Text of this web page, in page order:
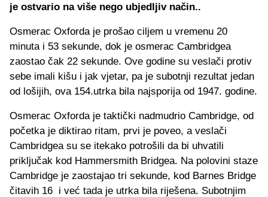
je ostvario na više nego ubjedljiv način..
Osmerac Oxforda je prošao ciljem u vremenu 20
minuta i 53 sekunde, dok je osmerac Cambridgea
zaostao čak 22 sekunde. Ove godine su veslači protiv
sebe imali kišu i jak vjetar, pa je subotnji rezultat jedan
od lošijih, ova 154.utrka bila najsporija od 1947. godine.
Osmerac Oxforda je taktički nadmudrio Cambridge, od
početka je diktirao ritam, prvi je poveo, a veslači
Cambridgea su se itekako potrošili da bi uhvatili
priključak kod Hammersmith Bridgea. Na polovini staze
Cambridge je zaostajao tri sekunde, kod Barnes Bridge
čitavih 16 i već tada je utrka bila riješena. Subotnjim